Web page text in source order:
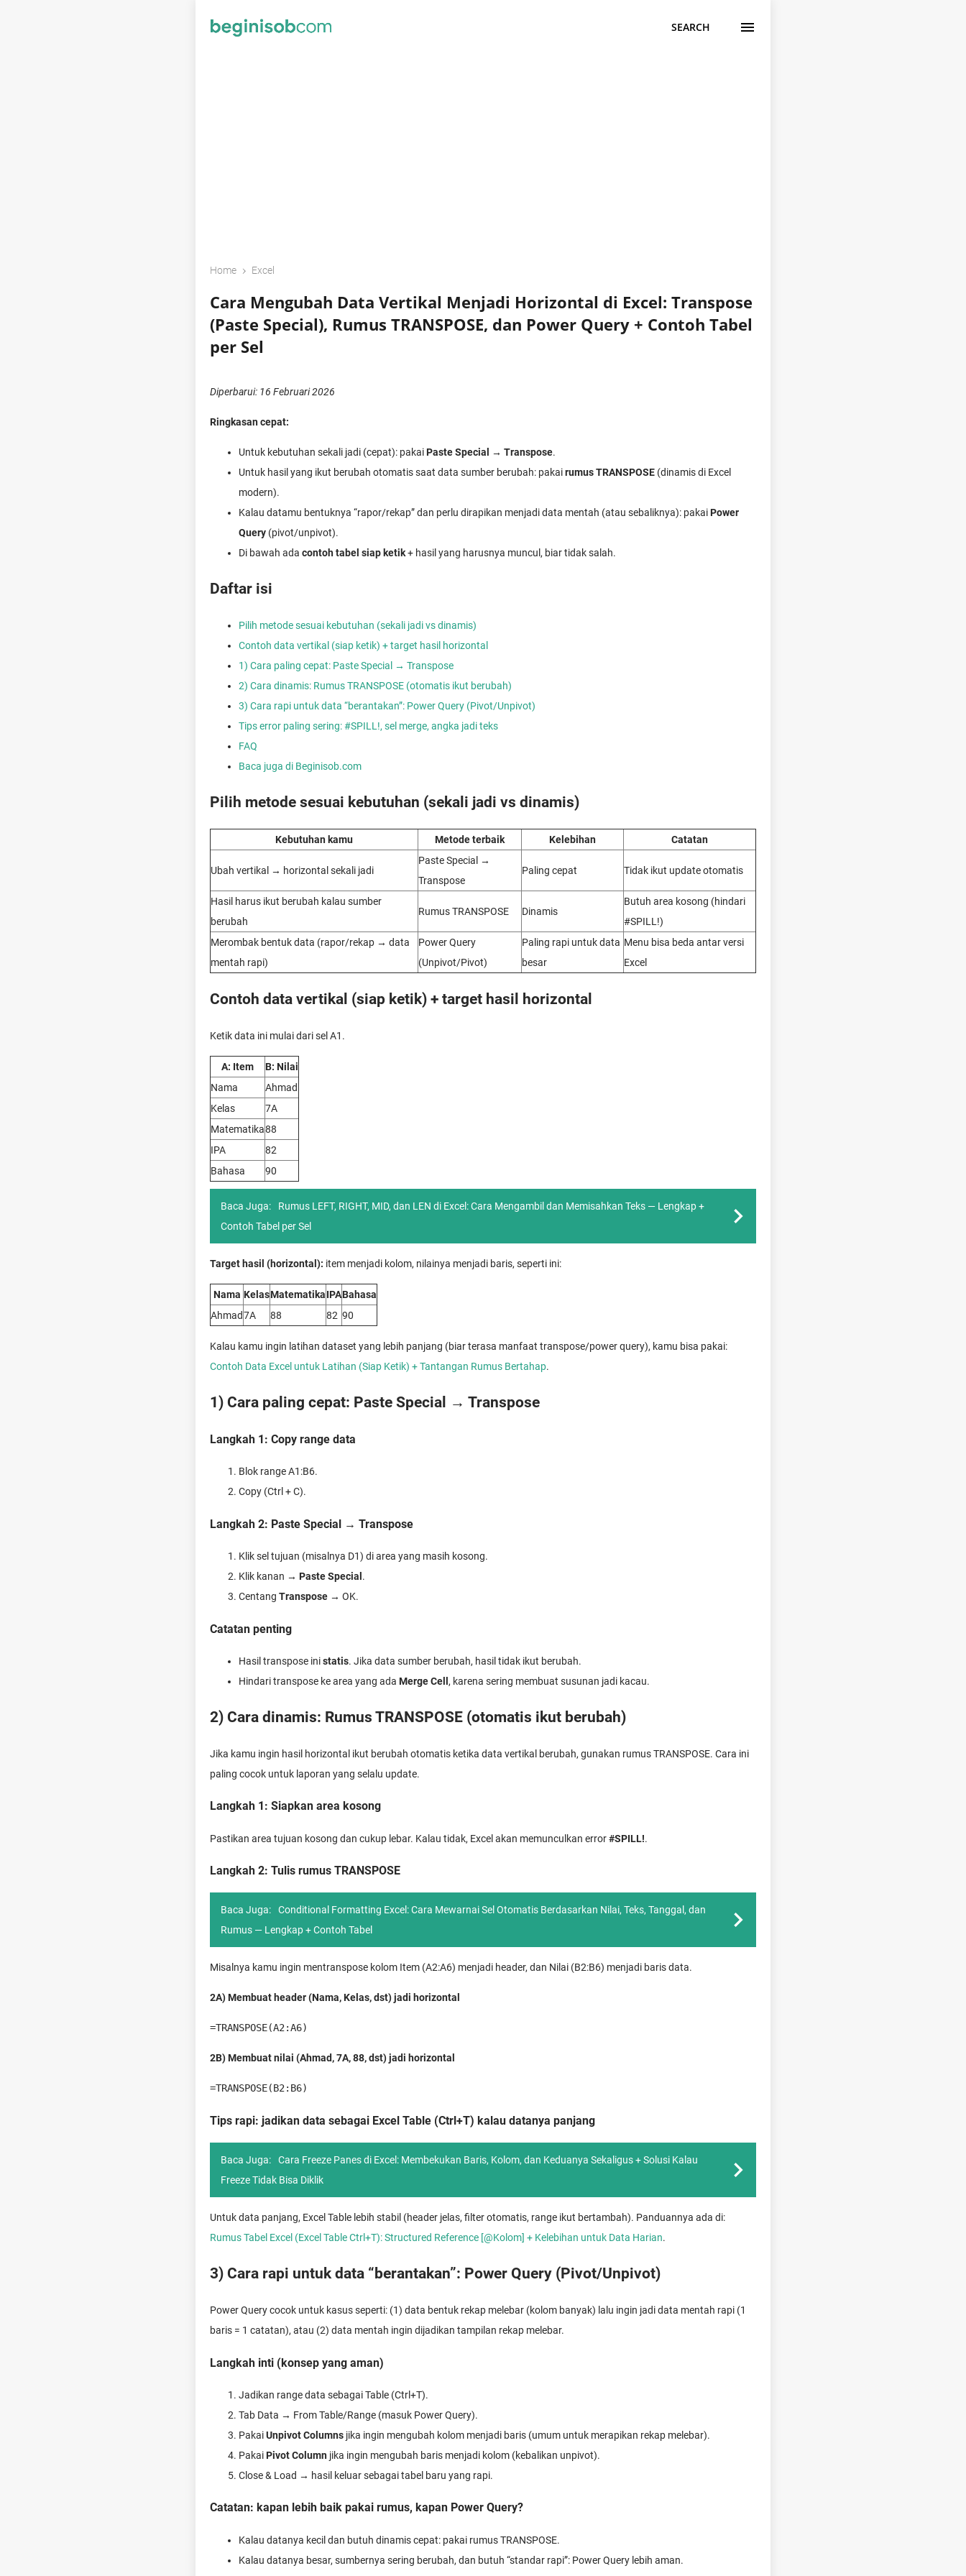
SEARCH
Home › Excel
Cara Mengubah Data Vertikal Menjadi Horizontal di Excel: Transpose
(Paste Special), Rumus TRANSPOSE, dan Power Query + Contoh Tabel
per Sel
Diperbarui: 16 Februari 2026
Ringkasan cepat:
Untuk kebutuhan sekali jadi (cepat): pakaiPaste Special → Transpose.
Untuk hasil yang ikut berubah otomatis saat data sumber berubah: pakairumus TRANSPOSE (dinamis di Excel
modern).
Kalau datamu bentuknya “rapor/rekap” dan perlu dirapikan menjadi data mentah (atau sebaliknya): pakaiPower
Query (pivot/unpivot).
Di bawah ada contoh tabel siap ketik+ hasil yang harusnya muncul, biar tidak salah.
Daftar isi
Pilih metode sesuai kebutuhan (sekali jadi vs dinamis)
Contoh data vertikal (siap ketik) + target hasil horizontal
1) Cara paling cepat: Paste Special → Transpose
2) Cara dinamis: Rumus TRANSPOSE (otomatis ikut berubah)
3) Cara rapi untuk data “berantakan”: Power Query (Pivot/Unpivot)
Tips error paling sering: #SPILL!, sel merge, angka jadi teks
FAQ
Baca juga di Beginisob.com
Pilih metode sesuai kebutuhan (sekali jadi vs dinamis)
Kebutuhan kamu Metode terbaik Kelebihan Catatan
Ubah vertikal → horizontal sekali jadi
Paste Special →
Transpose
Paling cepat Tidak ikut update otomatis
Hasil harus ikut berubah kalau sumber
berubah
Rumus TRANSPOSE Dinamis
Butuh area kosong (hindari
#SPILL!)
Merombak bentuk data (rapor/rekap → data
mentah rapi)
Power Query
(Unpivot/Pivot)
Paling rapi untuk data
besar
Menu bisa beda antar versi
Excel
Contoh data vertikal (siap ketik) + target hasil horizontal
Ketik data ini mulai dari sel A1.
A: Item
B: Nilai
Nama
Ahmad
Kelas
7A
Matematika88
IPA
82
Bahasa
90
Baca Juga:
Rumus LEFT, RIGHT, MID, dan LEN di Excel: Cara Mengambil dan Memisahkan Teks — Lengkap +
Contoh Tabel per Sel
Target hasil (horizontal): item menjadi kolom, nilainya menjadi baris, seperti ini:
Nama KelasMatematikaIPABahasa
Ahmad7A 88 82 90
Kalau kamu ingin latihan dataset yang lebih panjang (biar terasa manfaat transpose/power query), kamu bisa pakai:
Contoh Data Excel untuk Latihan (Siap Ketik) + Tantangan Rumus Bertahap.
1) Cara paling cepat: Paste Special → Transpose
Langkah 1: Copy range data
Blok range A1:B6.
Copy (Ctrl + C).
Langkah 2: Paste Special → Transpose
Klik sel tujuan (misalnya D1) di area yang masih kosong.
Klik kanan → Paste Special .
Centang Transpose → OK.
Catatan penting
Hasil transpose inistatis. Jika data sumber berubah, hasil tidak ikut berubah.
Hindari transpose ke area yang ada Merge Cell , karena sering membuat susunan jadi kacau.
2) Cara dinamis: Rumus TRANSPOSE (otomatis ikut berubah)
Jika kamu ingin hasil horizontal ikut berubah otomatis ketika data vertikal berubah, gunakan rumus TRANSPOSE. Cara ini
paling cocok untuk laporan yang selalu update.
Langkah 1: Siapkan area kosong
Pastikan area tujuan kosong dan cukup lebar. Kalau tidak, Excel akan memunculkan error#SPILL!.
Langkah 2: Tulis rumus TRANSPOSE
Baca Juga:
Conditional Formatting Excel: Cara Mewarnai Sel Otomatis Berdasarkan Nilai, Teks, Tanggal, dan
Rumus — Lengkap + Contoh Tabel
Misalnya kamu ingin mentranspose kolom Item (A2:A6) menjadi header, dan Nilai (B2:B6) menjadi baris data.
2A) Membuat header (Nama, Kelas, dst) jadi horizontal
=TRANSPOSE(A2:A6)
2B) Membuat nilai (Ahmad, 7A, 88, dst) jadi horizontal
=TRANSPOSE(B2:B6)
Tips rapi: jadikan data sebagai Excel Table (Ctrl+T) kalau datanya panjang
Baca Juga:
Cara Freeze Panes di Excel: Membekukan Baris, Kolom, dan Keduanya Sekaligus + Solusi Kalau
Freeze Tidak Bisa Diklik
Untuk data panjang, Excel Table lebih stabil (header jelas, filter otomatis, range ikut bertambah). Panduannya ada di:
Rumus Tabel Excel (Excel Table Ctrl+T): Structured Reference [@Kolom] + Kelebihan untuk Data Harian.
3) Cara rapi untuk data “berantakan”: Power Query (Pivot/Unpivot)
Power Query cocok untuk kasus seperti: (1) data bentuk rekap melebar (kolom banyak) lalu ingin jadi data mentah rapi (1
baris = 1 catatan), atau (2) data mentah ingin dijadikan tampilan rekap melebar.
Langkah inti (konsep yang aman)
Jadikan range data sebagai Table (Ctrl+T).
Tab Data → From Table/Range (masuk Power Query).
PakaiUnpivot Columns jika ingin mengubah kolom menjadi baris (umum untuk merapikan rekap melebar).
PakaiPivot Column jika ingin mengubah baris menjadi kolom (kebalikan unpivot).
Close & Load → hasil keluar sebagai tabel baru yang rapi.
Catatan: kapan lebih baik pakai rumus, kapan Power Query?
Kalau datanya kecil dan butuh dinamis cepat: pakai rumus TRANSPOSE.
Kalau datanya besar, sumbernya sering berubah, dan butuh “standar rapi”: Power Query lebih aman.